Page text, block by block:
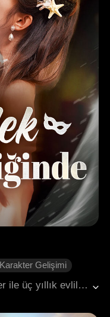
Karakter Gelişimi
Kendisinden on yaş büyük Xander ile üç yıllık evliliğin ardından Katherine, Sylvia'nın yerine geçen bir yedek olduğunu öğrendi. Anında boşanma davası açtı. Xander, Sylvia'nın zorla evlendirilmesini engellemek için olaya müdahale ettiğinde, Katherine'in orada olduğunun farkında değildi. Katherine ise halkın önünde aşk mektubunu parçaladı, boşanma belgesini sergiledi ve tüm bağlarını kopararak ortadan kayboldu. Xander daha sonra Katherine'e olan aşkını fark etti, ancak onu bulduğunda Katherine yeni bir partnerle hayatına devam ediyordu. Bu, Xander'ın dünyasını yerle bir etti.